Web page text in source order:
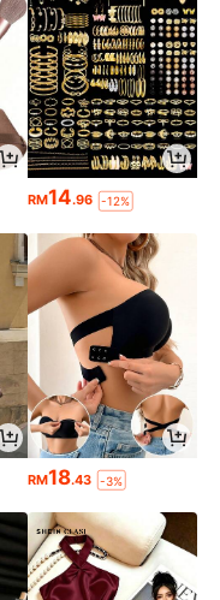
RM14.96 -12%
RM18.43 -3%